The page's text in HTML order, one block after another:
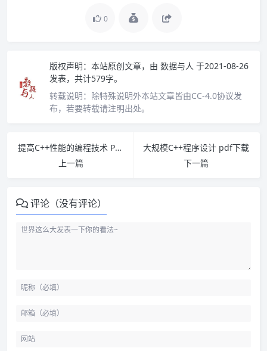
0
版权声明： 本站原创文章，由 数据与人 于2021-08-26
发表，共计579字。
转载说明： 除特殊说明外本站文章皆由CC-4.0协议发
布，若要转载请注明出处。
提高C++性能的编程技术 PDF下载
上一篇
大规模C++程序设计 pdf下载
下一篇
评论（没有评论）